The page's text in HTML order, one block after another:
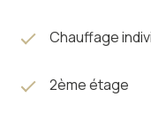
Chauffage
2ème étage